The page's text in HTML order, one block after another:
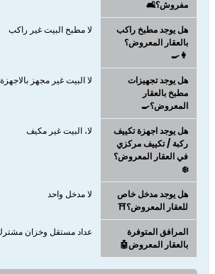
مفروش؟🛋️
هل يوجد مطبخ راكب
بالعقار المعروض؟
👩‍🍳
لا مطبخ البيت غير راكب
هل يوجد تجهيزات
مطبخ بالعقار
المعروض؟🍳
لا البيت غير مجهز بالاجهزة
هل يوجد اجهزة تكييف
ركبة / تكييف مركزي
في العقار المعروض؟
❄️
لا، البيت غير مكيف
هل يوجد مدخل خاص
للعقار المعروض؟⛩️
لا مدخل واحد
المرافق المتوفرة
بالعقار المعروض🤖
عداد مستقل وخزان